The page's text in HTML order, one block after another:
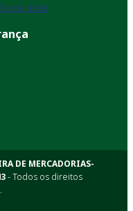
DE MERCADORIAS-
- Todos os direitos